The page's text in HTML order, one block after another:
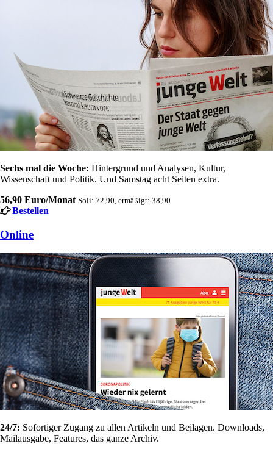
Sechs mal die Woche: Hintergrund und Analysen, Kultur,
Wissenschaft und Politik. Und Samstag acht Seiten extra.
56,90 Euro/Monat Soli: 72,90, ermäßigt: 38,90
Bestellen
Online
24/7: Sofortiger Zugang zu allen Artikeln und Beilagen. Downloads,
Mailausgabe, Features, das ganze Archiv.